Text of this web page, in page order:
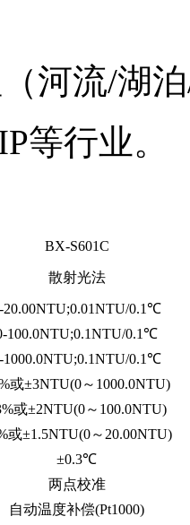
河流/湖
等行业。
BX-S601C
散射光法
20.00NTU;0.01NTU/0.1℃
100.0NTU;0.1NTU/0.1℃
1000.0NTU;0.1NTU/0.1℃
或±3NTU(0～1000.0NTU)
或±2NTU(0～100.0NTU)
或±1.5NTU(0～20.00NTU)
±0.3℃
两点校准
自动温度补偿(Pt1000)